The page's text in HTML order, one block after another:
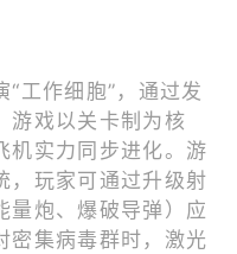
工作细胞”，通过发
游戏以关卡制为核
机实力同步进化。游
，玩家可通过升级射
量炮、爆破导弹）应
密集病毒群时，激光